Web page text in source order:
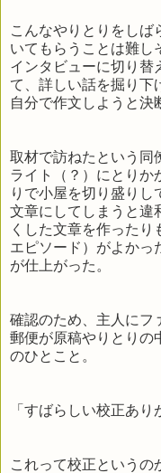
こんなやりとりをしば
いてもらうことは難し
インタビューに切り替
て、詳しい話を掘り下
自分で作文しようと決
取材で訪ねたという同
ライト（？）にとりか
りで小屋を切り盛りし
文章にしてしまうと違
くした文章を作った
エピソード）がよかっ
が仕上がった。
確認のため、主人にフ
郵便が原稿やりとりの
のひとこと。
「すばらしい校正あり
これって校正という